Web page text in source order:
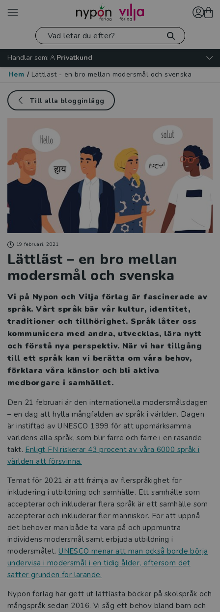
Handlar som:
Privatkund
Hem / Lättläst - en bro mellan modersmål och svenska
Till alla blogginlägg
19 februari, 2021
Lättläst – en bro mellan
modersmål och svenska
Vi på Nypon och Vilja förlag är fascinerade av
språk. Vårt språk bär vår kultur, identitet,
traditioner och tillhörighet. Språk låter oss
kommunicera med andra, utvecklas, lära nytt
och förstå nya perspektiv. När vi har tillgång
till ett språk kan vi berätta om våra behov,
förklara våra känslor och bli aktiva
medborgare i samhället.
Den 21 februari är den internationella modersmålsdagen
– en dag att hylla mångfalden av språk i världen. Dagen
är instiftad av UNESCO 1999 för att uppmärksamma
världens alla språk, som blir färre och färre i en rasande
takt. Enligt FN riskerar 43 procent av våra 6000 språk i
världen att försvinna.
Temat för 2021 är att främja av flerspråkighet för
inkludering i utbildning och samhälle. Ett samhälle som
accepterar och inkluderar flera språk är ett samhälle som
accepterar och inkluderar fler människor. För att uppnå
det behöver man både ta vara på och uppmuntra
individens modersmål samt erbjuda utbildning i
modersmålet.UNESCO menar att man också borde börja
undervisa i modersmål i en tidig ålder, eftersom det
sätter grunden för lärande.
Nypon förlag har gett ut lättlästa böcker på skolspråk och
mångspråk sedan 2016. Vi såg ett behov bland barn och